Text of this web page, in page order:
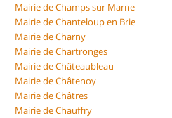
Mairie de Champs sur Marne
Mairie de Chanteloup en Brie
Mairie de Charny
Mairie de Chartronges
Mairie de Châteaubleau
Mairie de Châtenoy
Mairie de Châtres
Mairie de Chauffry